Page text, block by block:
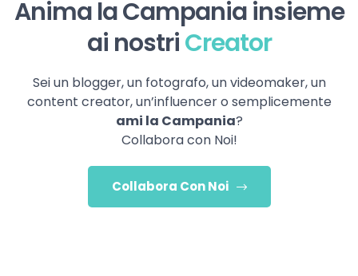
Anima la Campania insieme
ai nostriCreator
Sei un blogger, un fotografo, un videomaker, un
content creator, un’influencer o semplicemente
ami la Campania?
Collabora con Noi!
Collabora Con Noi